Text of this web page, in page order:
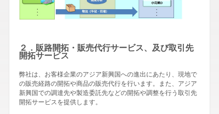
２．販路開拓・販売代行サービス、及び取引先
開拓サービス
弊社は、お客様企業のアジア新興国への進出にあたり、現地で
の販売経路の開拓や商品の販売代行を行います。また、アジア
新興国での調達先や製造委託先などの開拓や調整を行う取引先
開拓サービスを提供します。